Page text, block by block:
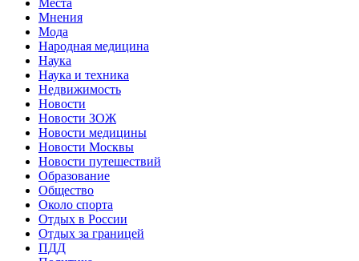
Места
Мнения
Мода
Народная медицина
Наука
Наука и техника
Недвижимость
Новости
Новости ЗОЖ
Новости медицины
Новости Москвы
Новости путешествий
Образование
Общество
Около спорта
Отдых в России
Отдых за границей
ПДД